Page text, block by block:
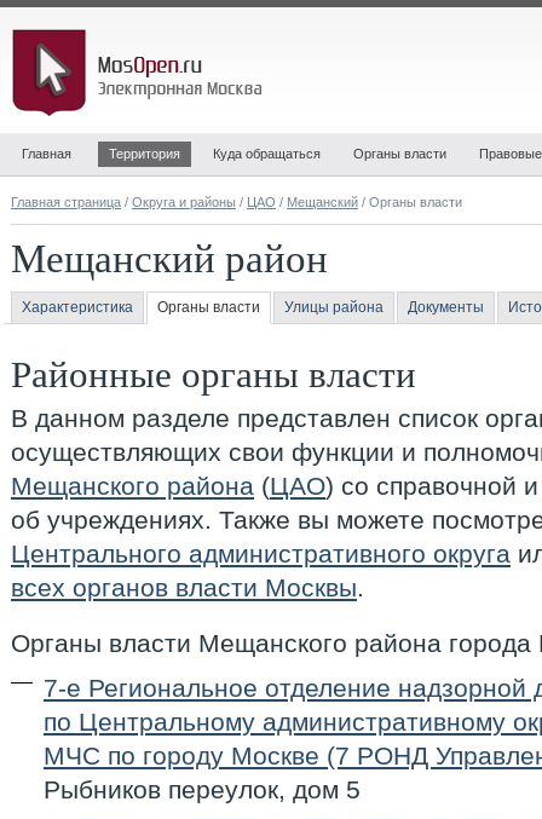
Главная Территория Куда обращаться Органы власти
Главная страница / Округа и районы / ЦАО / Мещанский / Органы власти
Мещанский район
Характеристика Органы власти Улицы района Документы
Районные органы власти
В данном разделе представлен список
осуществляющих свои функции и
Мещанского района (ЦАО) со справочной
об учреждениях. Также вы можете
Центрального административного округа
всех органов власти Москвы.
Органы власти Мещанского района
7-е Региональное отделение надзорной
по Центральному административному
МЧС по городу Москве (7 РОНД
Рыбников переулок, дом 5